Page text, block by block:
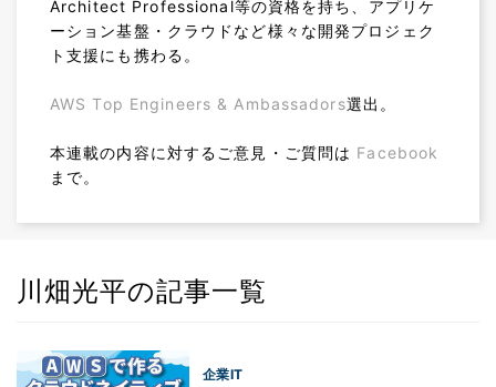
Architect Professional等の資格を持ち、アプリケ
ーション基盤・クラウドなど様々な開発プロジェク
ト支援にも携わる。
AWS Top Engineers & Ambassadors選出。
本連載の内容に対するご意見・ご質問は Facebook
まで。
川畑光平の記事一覧
企業IT